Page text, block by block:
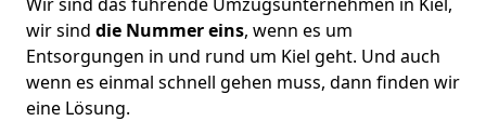
wir sind die Nummer eins, wenn es um
Entsorgungen in und rund um Kiel geht. Und auch
wenn es einmal schnell gehen muss, dann finden wir
eine Lösung.